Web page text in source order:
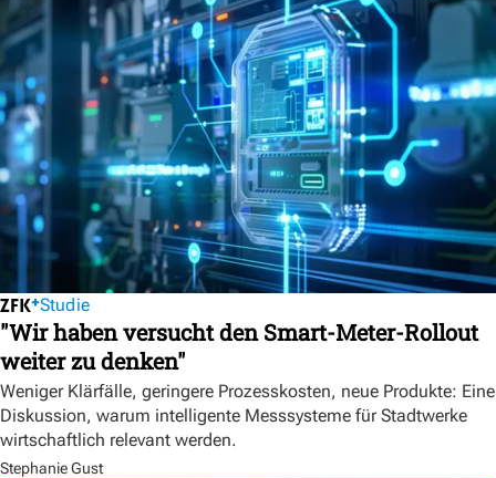
Studie
"Wir haben versucht den Smart-Meter-Rollout
weiter zu denken"
Weniger Klärfälle, geringere Prozesskosten, neue Produkte: Eine
Diskussion, warum intelligente Messsysteme für Stadtwerke
wirtschaftlich relevant werden.
Stephanie Gust